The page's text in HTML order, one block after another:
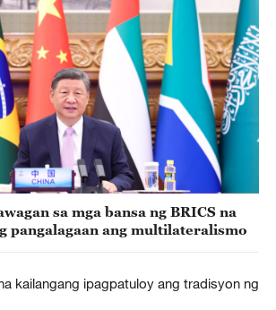
sa mga bansa ng BRICS na
pangalagaan ang multilateralismo
kailangang ipagpatuloy ang tradisyon ng